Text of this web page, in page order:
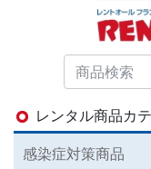
レンタル商品カ
感染症対策商品